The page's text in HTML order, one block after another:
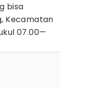
bisa
Kecamatan
07.00—